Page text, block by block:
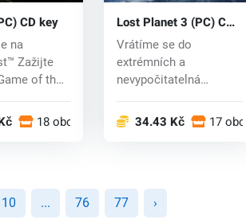
CD key
na
Zažijte
of the
18 obchodech
Lost Planet 3 (PC) CD
key
Vrátíme se do
extrémních a
nevypočitatelná
charakteris...
34.43 Kč 17
10 ... 76 77 ›